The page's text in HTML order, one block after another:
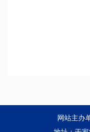
网站主办